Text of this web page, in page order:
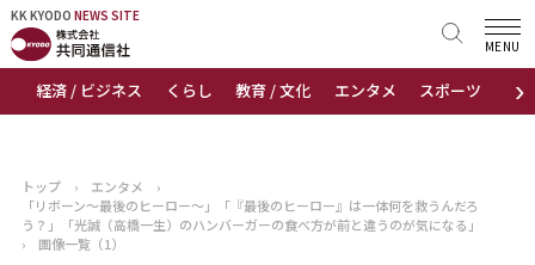
KK KYODO NEWS SITE
›
経済 / ビジネス くらし 教育 / 文化 エンタメ スポーツ 地域
MENU
KK KYODONEWS SITE
トップページ
ニュース
トップ › エンタメ
›
「リボーン～最後のヒーロー～」「『最後のヒーロー』は一体何を救うんだろ
う？」「光誠（高橋一生）のハンバーガーの食べ方が前と違うのが気になる」
›
画像一覧（1）